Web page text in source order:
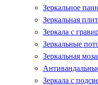
Зеркальное
Зеркальная
Зеркала с
Зеркальные
Зеркальная
Зеркала с